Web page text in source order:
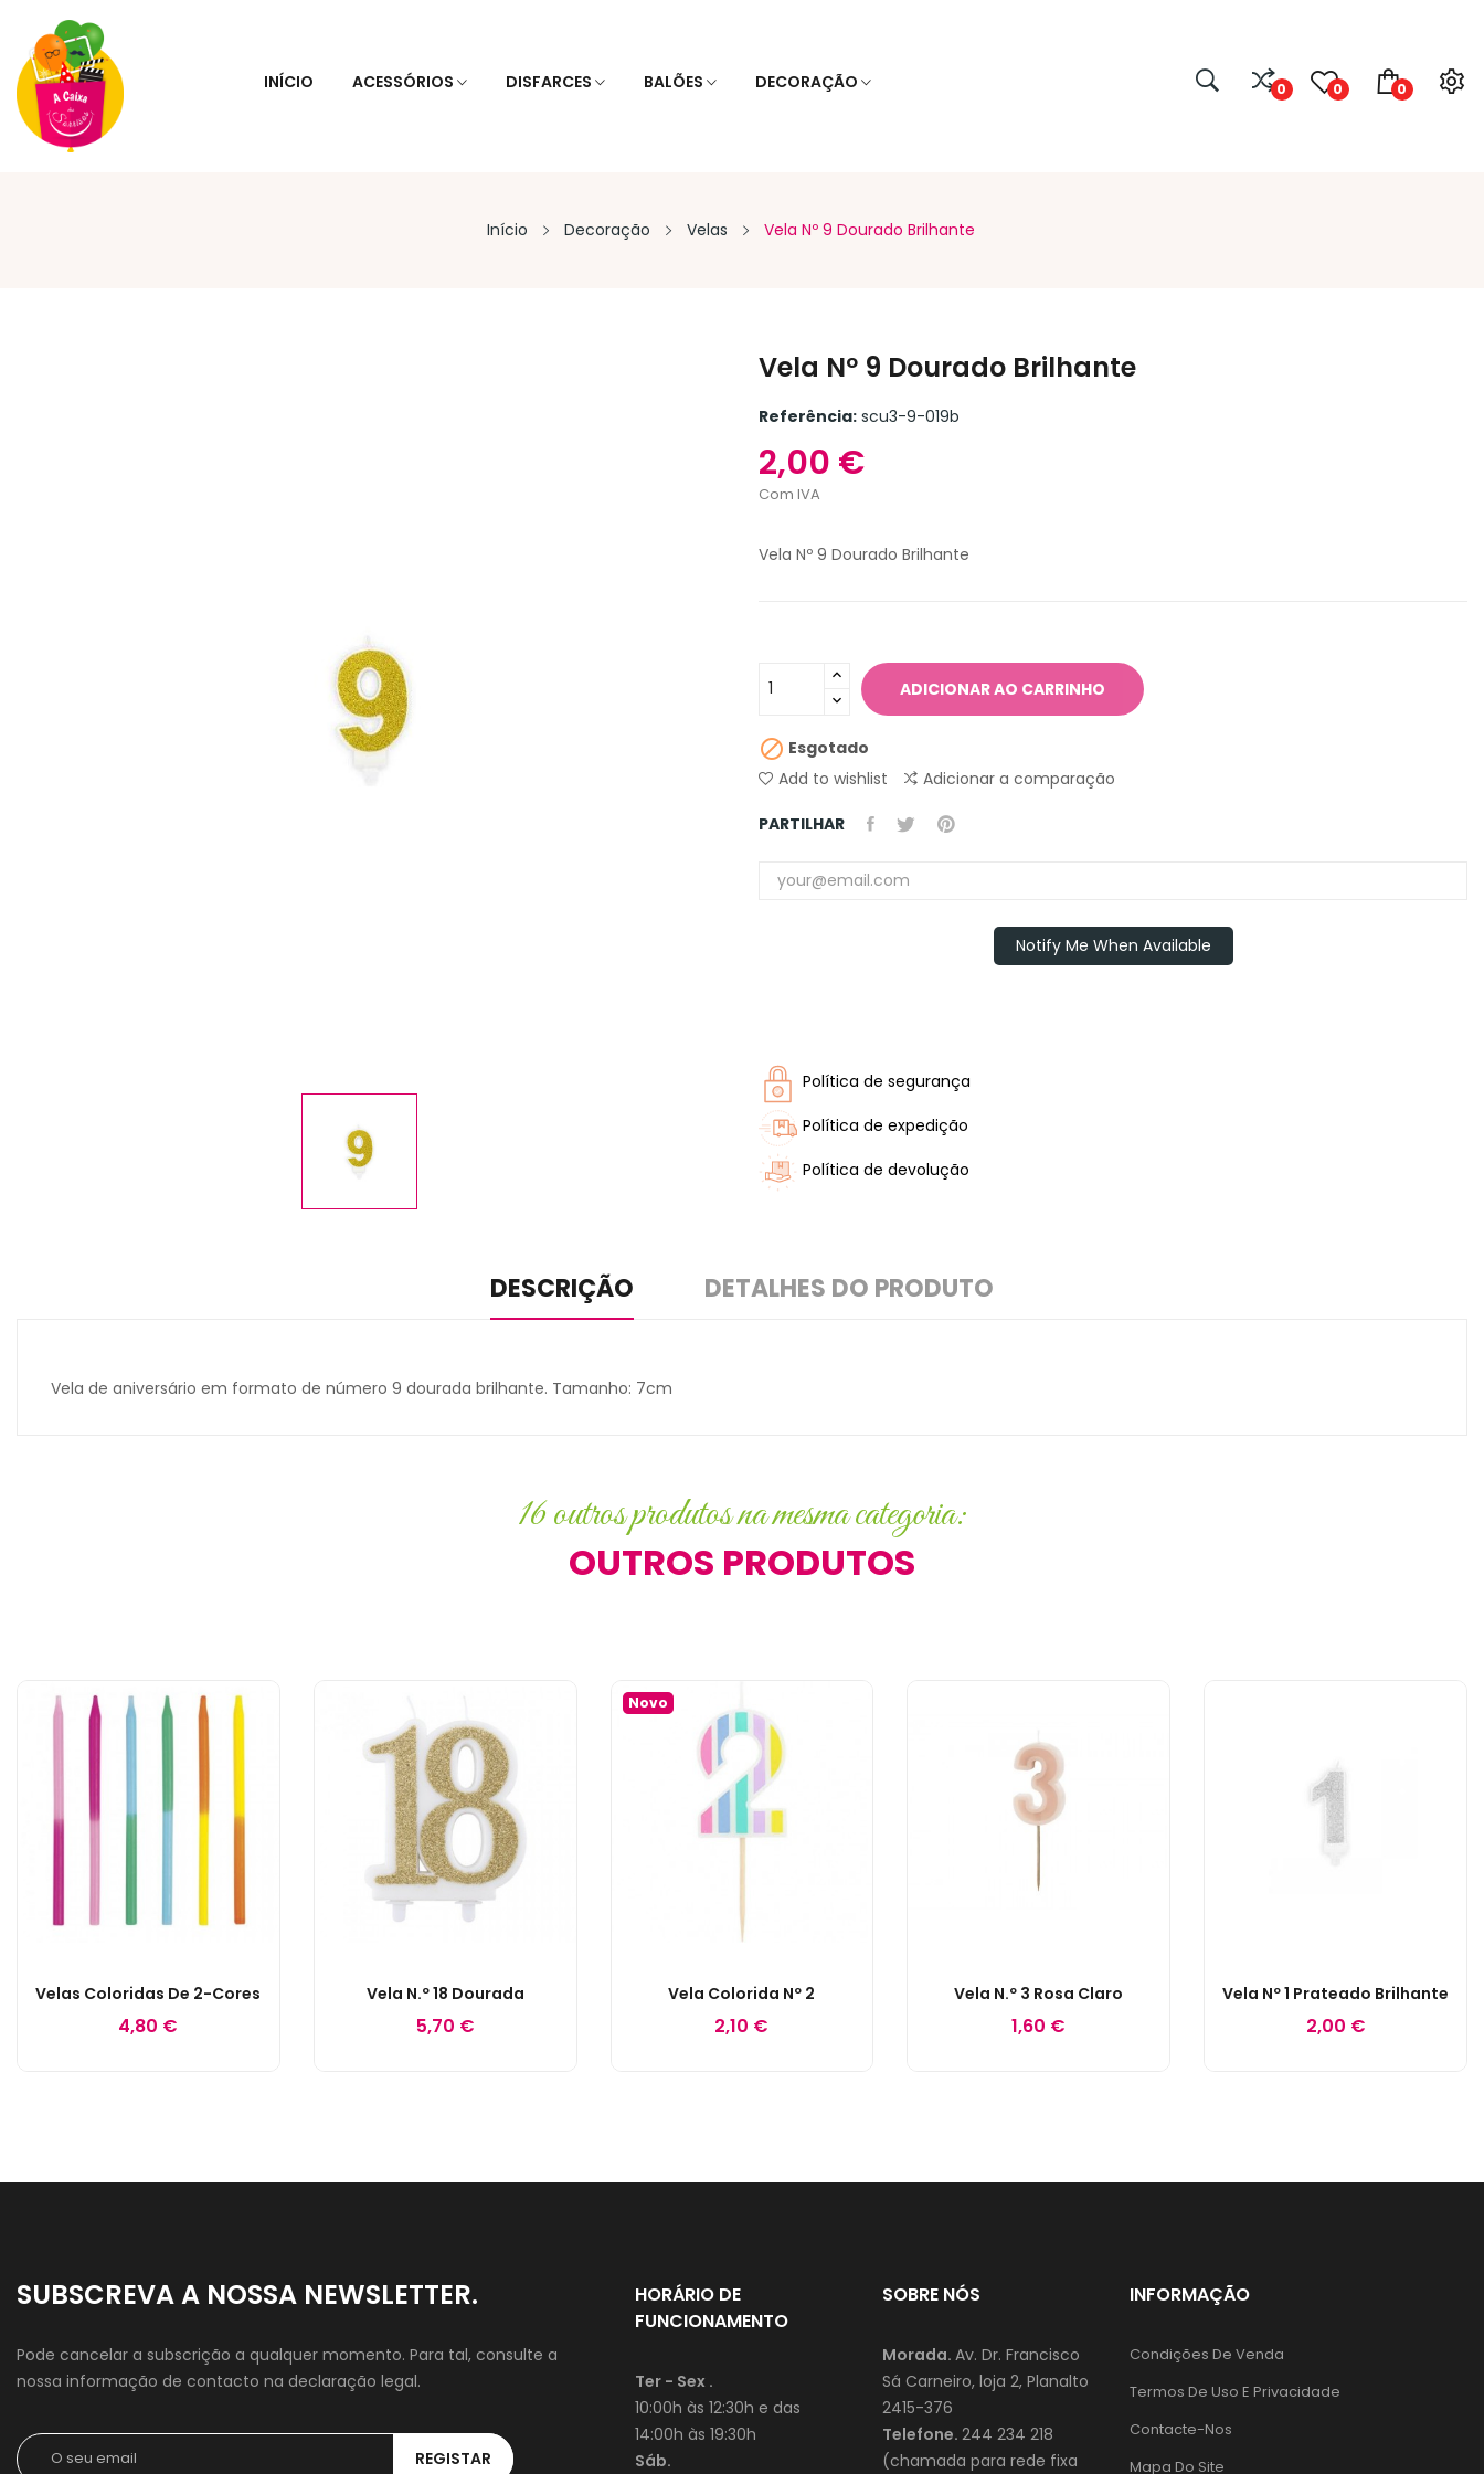
INÍCIO ACESSÓRIOS DISFARCES BALÕES DECORAÇÃO 0
0
0
Início Decoração Velas Vela Nº 9 Dourado Brilhante
Vela Nº 9 Dourado Brilhante
Referência: scu3-9-019b
2,00 €
Com IVA
Vela Nº 9 Dourado Brilhante
ADICIONAR AO CARRINHO
 Esgotado
Add to wishlist
Adicionar a comparação
PARTILHAR
Notify Me When Available
Política de segurança
Política de expedição
Política de devolução
DESCRIÇÃO DETALHES DO PRODUTO
Vela de aniversário em formato de número 9 dourada brilhante. Tamanho: 7cm
16 outros produtos na mesma categoria:
OUTROS PRODUTOS
Velas Coloridas De 2-Cores
4,80 €
Vela N.º 18 Dourada
5,70 €
Novo
Vela Colorida Nº 2
2,10 €
Vela N.º 3 Rosa Claro
1,60 €
Vela Nº 1 Prateado Brilhante
2,00 €
SUBSCREVA A NOSSA NEWSLETTER.
Pode cancelar a subscrição a qualquer momento. Para tal, consulte a
nossa informação de contacto na declaração legal.
HORÁRIO DE
FUNCIONAMENTO
Ter - Sex .
10:00h às 12:30h e das
14:00h às 19:30h
Sáb.
SOBRE NÓS
Morada. Av. Dr. Francisco
Sá Carneiro, loja 2, Planalto
2415-376
Telefone. 244 234 218
(chamada para rede fixa
INFORMAÇÃO
Condições De Venda
Termos De Uso E Privacidade
Contacte-Nos
Mapa Do Site